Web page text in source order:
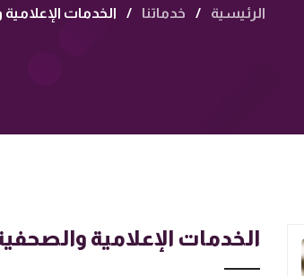
الرئيسية / خدماتنا / الخدمات
الخدمات الإعلامية